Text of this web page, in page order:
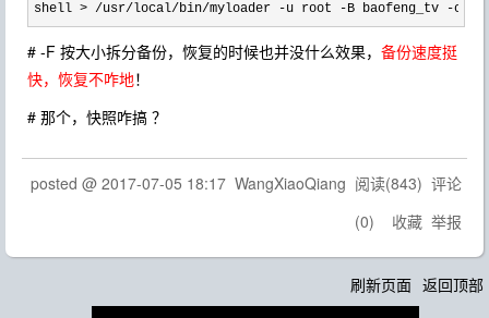
shell > /usr/local/bin/myloader -u root -B baofeng_tv -o -d
# -F 按大小拆分备份，恢复的时候也并没什么效果， 备份速度挺
快，恢复不咋地！
# 那个，快照咋搞 ？
posted @ 2017-07-05 18:17 WangXiaoQiang 阅读(843) 评论
(0) 收藏 举报
刷新页面 返回顶部